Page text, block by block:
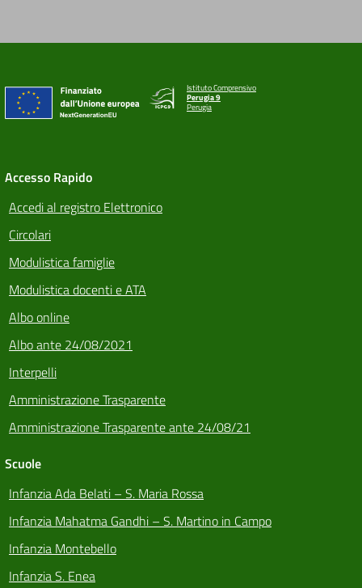
Istituto Comprensivo
Perugia 9
Perugia
Accesso Rapido
Accedi al registro Elettronico
Circolari
Modulistica famiglie
Modulistica docenti e ATA
Albo online
Albo ante 24/08/2021
Interpelli
Amministrazione Trasparente
Amministrazione Trasparente ante 24/08/21
Scuole
Infanzia Ada Belati – S. Maria Rossa
Infanzia Mahatma Gandhi – S. Martino in Campo
Infanzia Montebello
Infanzia S. Enea